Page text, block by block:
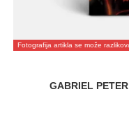
Fotografija artikla se može
GABRIEL